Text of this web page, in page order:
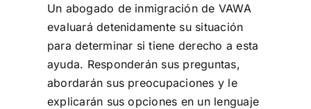
Un abogado de inmigración de VAWA
evaluará detenidamente su situación
para determinar si tiene derecho a esta
ayuda. Responderán sus preguntas,
abordarán sus preocupaciones y le
explicarán sus opciones en un lenguaje